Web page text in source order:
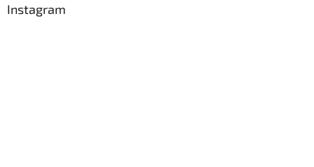
Instagram